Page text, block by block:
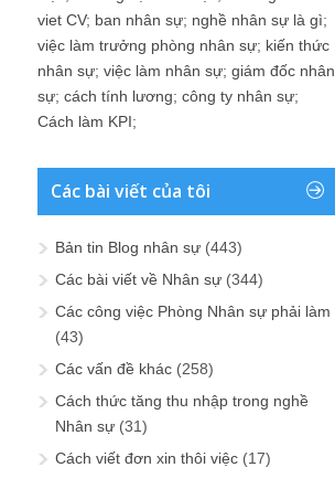
viet CV; ban nhân sự; nghề nhân sự là gì;
việc làm trưởng phòng nhân sự; kiến thức
nhân sự; việc làm nhân sự; giám đốc nhân
sự; cách tính lương; công ty nhân sự;
Cách làm KPI;
Các bài viết của tôi
Bản tin Blog nhân sự (443)
Các bài viết về Nhân sự (344)
Các công việc Phòng Nhân sự phải làm
(43)
Các vấn đề khác (258)
Cách thức tăng thu nhập trong nghề
Nhân sự (31)
Cách viết đơn xin thôi việc (17)